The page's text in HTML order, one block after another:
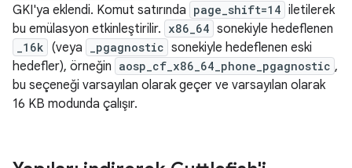
GKI'ya eklendi. Komut satırında page_shift=14 iletilerek
bu emülasyon etkinleştirilir. x86_64 sonekiyle hedeflenen
_16k (veya _pgagnostic sonekiyle hedeflenen eski
hedefler), örneğin aosp_cf_x86_64_phone_pgagnostic ,
bu seçeneği varsayılan olarak geçer ve varsayılan olarak
16 KB modunda çalışır.